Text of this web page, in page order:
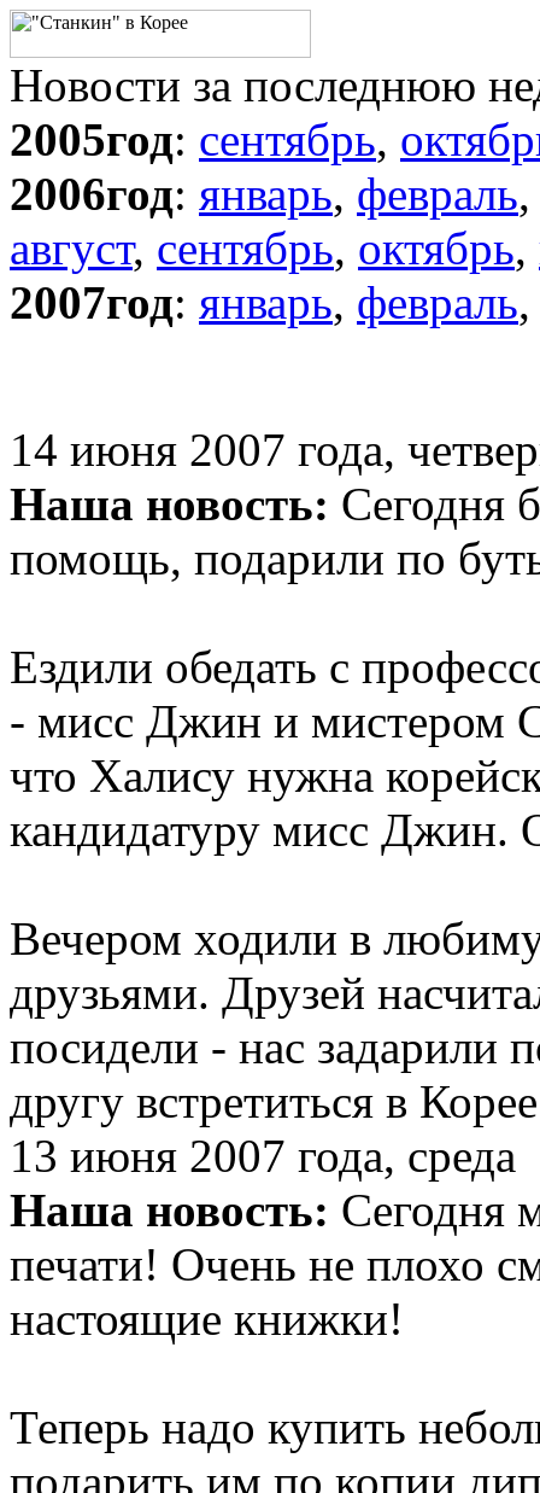
Новости за последнюю
2005год: сентябрь,
2006год: январь, февраль
август, сентябрь, октябрь,
2007год: январь, февраль
14 июня 2007 года,
Наша новость: Сегодня
помощь, подарили по
Ездили обедать с
- мисс Джин и мистером
что Халису нужна
кандидатуру мисс Джин.
Вечером ходили в
друзьями. Друзей
посидели - нас задарили
другу встретиться в
13 июня 2007 года, среда
Наша новость: Сегодня
печати! Очень не плохо
настоящие книжки!
Теперь надо купить
подарить им по копии